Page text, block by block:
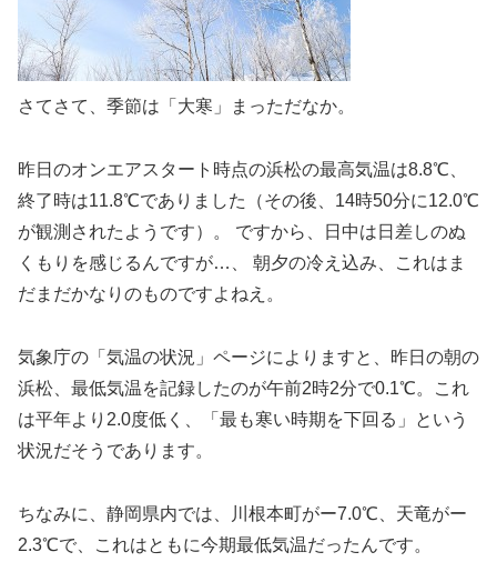
さてさて、季節は「大寒」まっただなか。
昨日のオンエアスタート時点の浜松の最高気温は8.8℃、
終了時は11.8℃でありました（その後、14時50分に12.0℃
が観測されたようです）。 ですから、日中は日差しのぬ
くもりを感じるんですが…、 朝夕の冷え込み、これはま
だまだかなりのものですよねえ。
気象庁の「気温の状況」ページによりますと、昨日の朝の
浜松、最低気温を記録したのが午前2時2分で0.1℃。これ
は平年より2.0度低く、「最も寒い時期を下回る」という
状況だそうであります。
ちなみに、静岡県内では、川根本町がー7.0℃、天竜がー
2.3℃で、これはともに今期最低気温だったんです。